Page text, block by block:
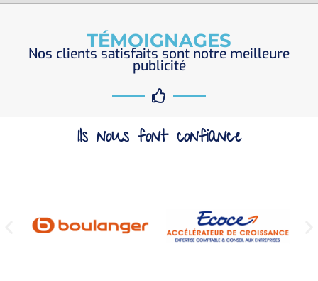
TÉMOIGNAGES
Nos clients satisfaits sont notre meilleure
publicité
Ils nous font confiance